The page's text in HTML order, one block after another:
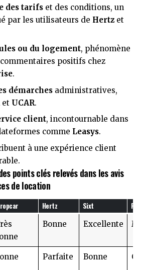
des tarifs et des conditions, un
par les utilisateurs de Hertz et
ou du logement, phénomène
positifs chez
.
démarches administratives,
et UCAR.
client, incontournable dans
comme Leasys.
à une expérience client
points clés relevés dans les avis
de location
Hertz Sixt
Bonne Excellente
Parfaite Bonne